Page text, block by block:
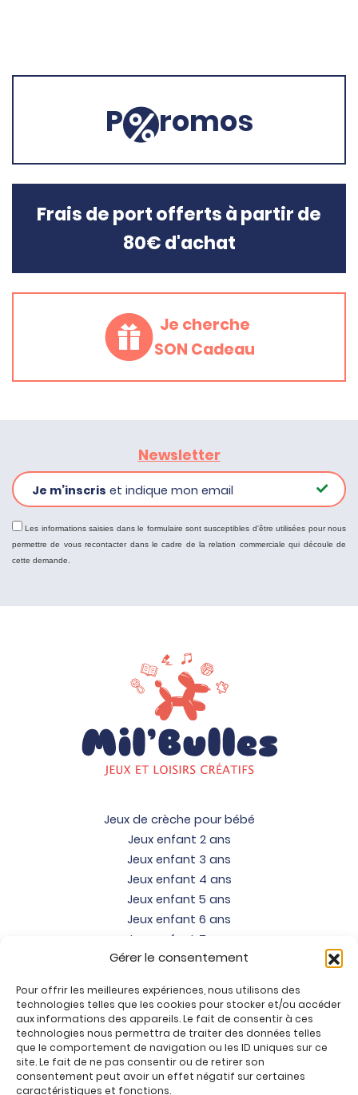
Gérer le consentement
Pour offrir les meilleures expériences, nous utilisons des
technologies telles que les cookies pour stocker et/ou accéder
aux informations des appareils. Le fait de consentir à ces
technologies nous permettra de traiter des données telles
que le comportement de navigation ou les ID uniques sur ce
site. Le fait de ne pas consentir ou de retirer son
consentement peut avoir un effet négatif sur certaines
caractéristiques et fonctions.
P romos
Frais de port offerts à partir de
80€ d'achat
Je cherche
SON Cadeau
Newsletter
Je m’inscris et indique mon email
Les informations saisies dans le formulaire sont susceptibles d'être utilisées pour nous
permettre de vous recontacter dans le cadre de la relation commerciale qui découle de
cette demande.
Jeux de crèche pour bébé
Jeux enfant 2 ans
Jeux enfant 3 ans
Jeux enfant 4 ans
Jeux enfant 5 ans
Jeux enfant 6 ans
Jeux enfant 7 ans
Jeux enfant 8 ans
Jeux enfant 10 ans
Jeux enfant 11 ans
Jeux enfant 12 ans
Tous nos produits
Promos jeux de loisirs créatifs